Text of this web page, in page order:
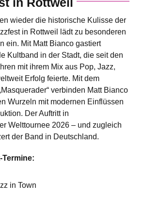
wieder die historische Kulisse der
in Rottweil lädt zu besonderen
ein. Mit Matt Bianco gastiert
Kultband in der Stadt, die seit den
mit ihrem Mix aus Pop, Jazz,
Erfolg feierte. Mit dem
verbinden Matt Bianco
Wurzeln mit modernen Einflüssen
Der Auftritt in
Welttournee 2026 – und zugleich
der Band in Deutschland.
Termine:
in Town